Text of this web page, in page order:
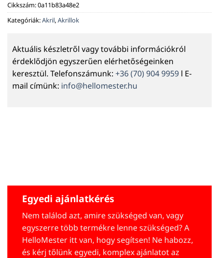
Cikkszám:0a11b83a48e2
Kategóriák:Akril,Akrillok
Aktuális készletről vagy további információkról
érdeklődjön egyszerűen elérhetőségeinken
keresztül. Telefonszámunk: +36 (70) 904 9959 l E-
mail címünk: info@hellomester.hu
Egyedi ajánlatkérés
Nem találod azt, amire szükséged van, vagy
egyszerre több termékre lenne szükséged? A
HelloMester itt van, hogy segítsen! Ne habozz,
és kérj tőlünk egyedi, komplex ajánlatot az